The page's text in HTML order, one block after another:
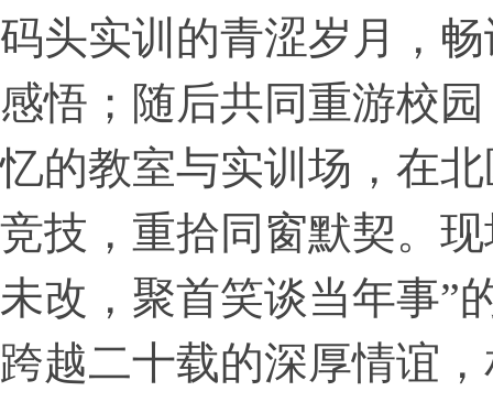
码头实训的青涩岁月，
感悟；随后共同重游校
忆的教室与实训场，在
竞技，重拾同窗默契。
未改，聚首笑谈当年事”
跨越二十载的深厚情谊